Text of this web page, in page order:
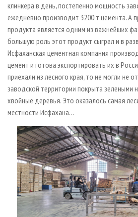
клинкера в день, постепенно мощность
ежедневно производит 3200 т цемента. А
продукта является одним из важнейших
большую роль этот продукт сыграл и в
Исфаханская цементная компания
цемент и готова экспортировать их в
приехали из лесного края, то не могли не
заводской территории покрыта зелеными
хвойные деревья. Это оказалось самая
местности Исфахана…